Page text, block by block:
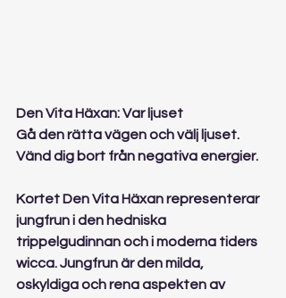
Den Vita Häxan: Var ljuset
Gå den rätta vägen och välj ljuset.
Vänd dig bort från negativa energier.
Kortet Den Vita Häxan representerar
jungfrun i den hedniska
trippelgudinnan och i moderna tiders
wicca. Jungfrun är den milda,
oskyldiga och rena aspekten av